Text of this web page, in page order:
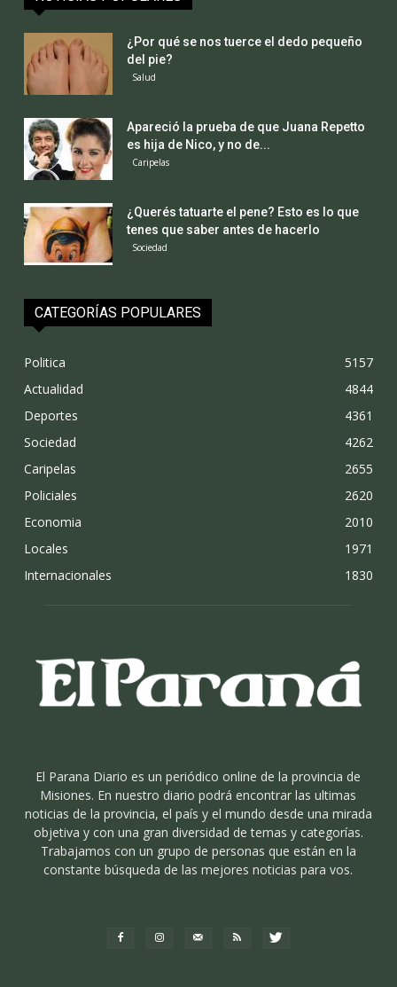
¿Por qué se nos tuerce el dedo pequeño
del pie?
Salud
Apareció la prueba de que Juana Repetto
es hija de Nico, y no de...
Caripelas
¿Querés tatuarte el pene? Esto es lo que
tenes que saber antes de hacerlo
Sociedad
CATEGORÍAS POPULARES
Politica
5157
Actualidad
4844
Deportes
4361
Sociedad
4262
Caripelas
2655
Policiales
2620
Economia
2010
Locales
1971
Internacionales
1830
El Parana Diario es un periódico online de la provincia de
Misiones. En nuestro diario podrá encontrar las ultimas
noticias de la provincia, el país y el mundo desde una mirada
objetiva y con una gran diversidad de temas y categorías.
Trabajamos con un grupo de personas que están en la
constante búsqueda de las mejores noticias para vos.